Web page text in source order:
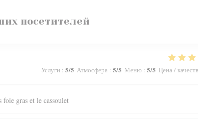
посетителей
Услуги : 5/5 Атмосфера : 5/5 Меню : 5/5 Цена /
gras et le cassoulet